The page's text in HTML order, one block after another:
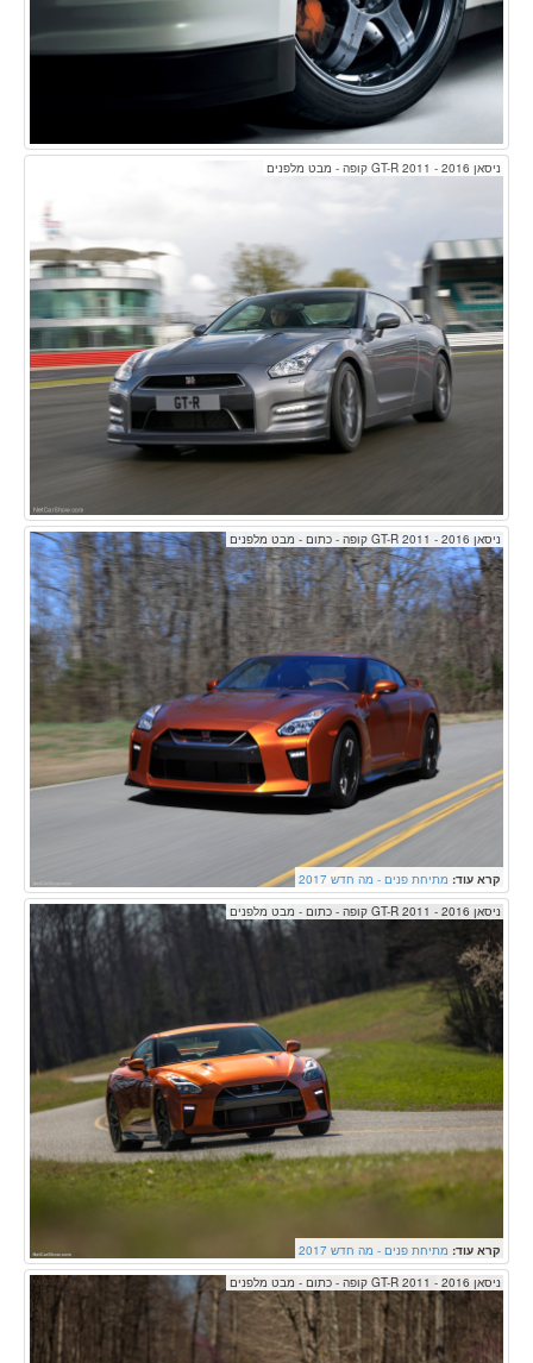
ניסאן GT-R 2011 - 2016 קופה - מבט מלפנים
ניסאן GT-R 2011 - 2016 קופה - כתום - מבט מלפנים
קרא עוד: מתיחת פנים - מה חדש 2017
ניסאן GT-R 2011 - 2016 קופה - כתום - מבט מלפנים
קרא עוד: מתיחת פנים - מה חדש 2017
ניסאן GT-R 2011 - 2016 קופה - כתום - מבט מלפנים